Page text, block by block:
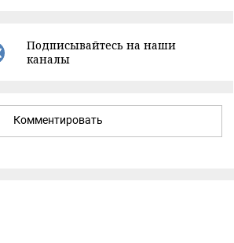
Подписывайтесь на наши
каналы
Комментировать